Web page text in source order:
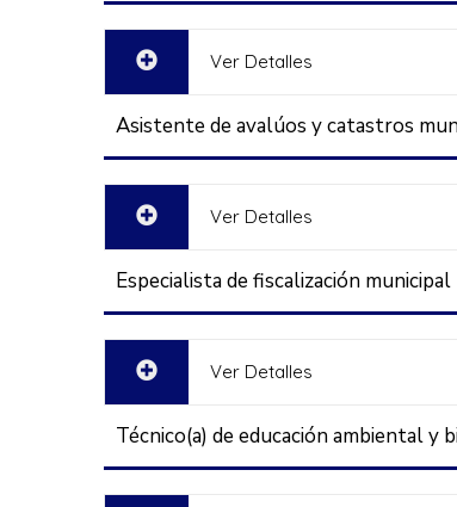
Ver Detalles
Asistente de avalúos y catastros
Ver Detalles
Especialista de fiscalización municipal
Ver Detalles
Técnico(a) de educación ambiental y